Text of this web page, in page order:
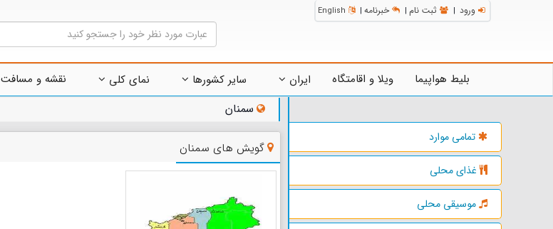
ورود | ثبت نام | خبرنامه |
English
بلیط هواپیما ویلا و اقامتگاه ایران سایر کشورها نمای کلی نقشه و مسافت
تمامی موارد
غذای محلی
موسیقی محلی
سمنان
گویش های سمنان